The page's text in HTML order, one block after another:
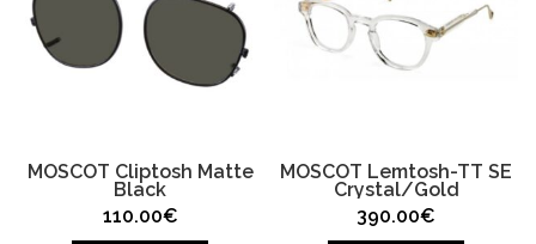
MOSCOT Cliptosh Matte
Black
110.00€
MOSCOT Lemtosh-TT SE
Crystal/Gold
390.00€